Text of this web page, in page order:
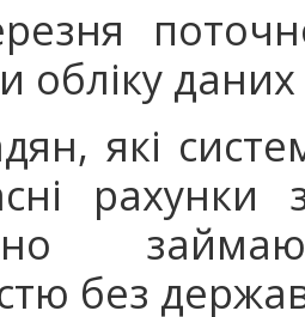
обліку
які
рахунки
без